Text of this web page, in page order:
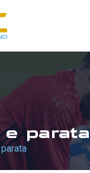
e parata